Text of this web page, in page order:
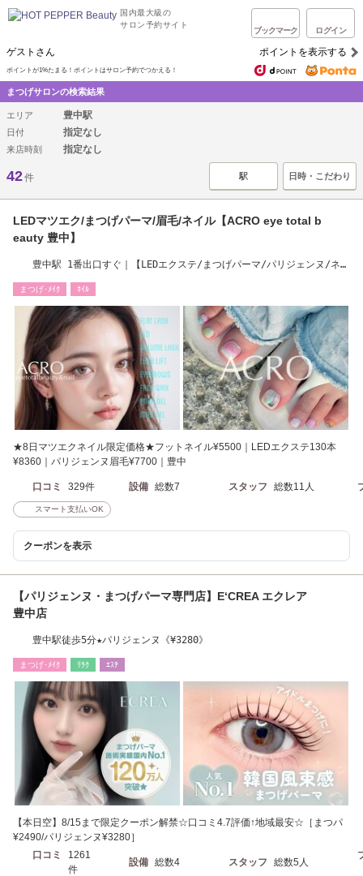
国内最大級の
サロン予約サイト
ブックマーク ログイン
ゲストさん ポイントを表示する
ポイントが1%たまる！ポイントはサロン予約でつかえる！
まつげサロンの検索結果
エリア 豊中駅
日付 指定なし
来店時刻 指定なし
42件 駅 日時・こだわり
LEDマツエク/まつげパーマ/眉毛/ネイル【ACRO eye total b
eauty 豊中】
豊中駅 1番出口すぐ｜【LEDエクステ/まつげパーマ/パリジェンヌ/ネイ
まつげ･ﾒｲｸ ﾈｲﾙ
★8日マツエクネイル限定価格★フットネイル¥5500｜LEDエクステ130本
¥8360｜パリジェンヌ眉毛¥7700｜豊中
口コミ 329件 設備 総数7 スタッフ 総数11人
スマート支払いOK
クーポンを表示
【パリジェンヌ・まつげパーマ専門店】E‘CREA エクレア
豊中店
豊中駅徒歩5分★パリジェンヌ《¥3280》
まつげ･ﾒｲｸ ﾘﾗｸ ｴｽﾃ
【本日空】8/15まで限定クーポン解禁☆口コミ4.7評価↑地域最安☆［まつパ
¥2490/パリジェンヌ¥3280］
口コミ
1261
件
設備 総数4 スタッフ 総数5人